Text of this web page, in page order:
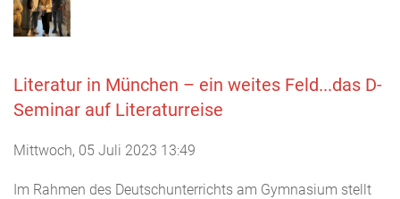
Literatur in München – ein weites Feld...das D-
Seminar auf Literaturreise
Mittwoch, 05 Juli 2023 13:49
Im Rahmen des Deutschunterrichts am Gymnasium stellt